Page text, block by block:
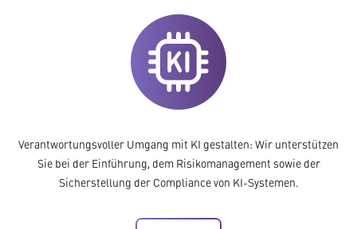
Verantwortungsvoller Umgang mit KI gestalten: Wir unterstützen
Sie bei der Einführung, dem Risikomanagement sowie der
Sicherstellung der Compliance von KI-Systemen.